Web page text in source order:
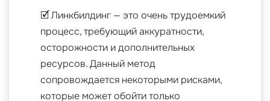
🗹 Линкбилдинг — это очень трудоемкий
процесс, требующий аккуратности,
осторожности и дополнительных
ресурсов. Данный метод
сопровождается некоторыми рисками,
которые может обойти только